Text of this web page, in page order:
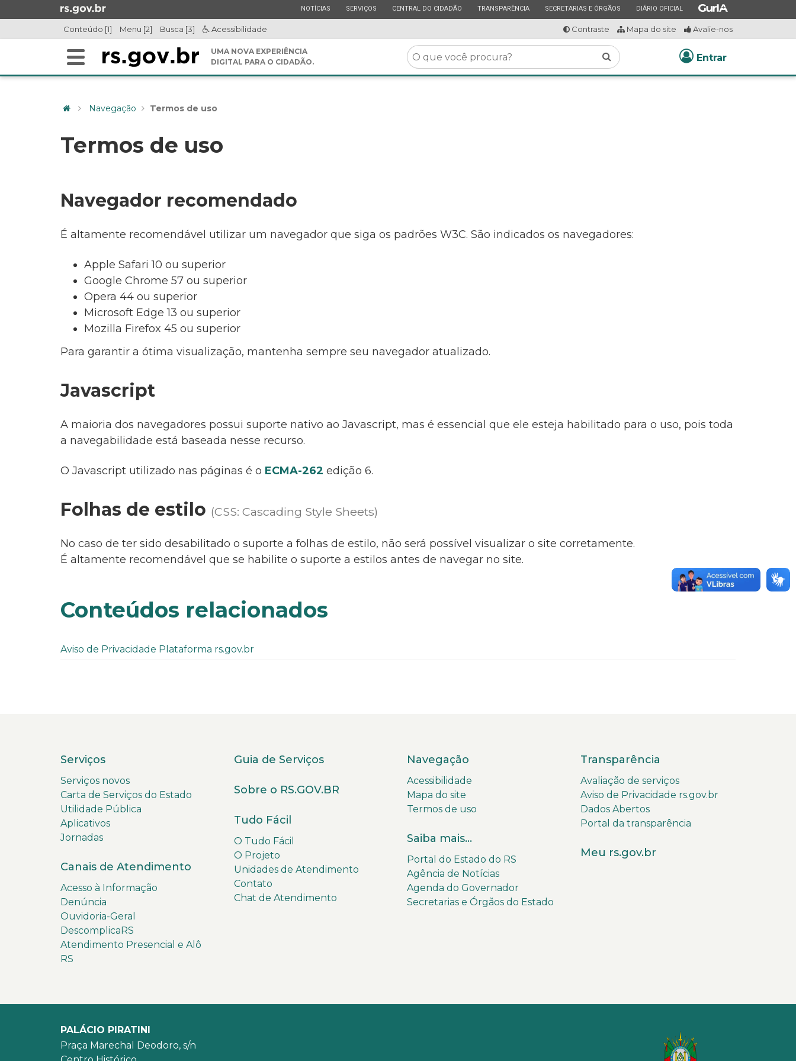
para
para
ESTADO
NOTÍCIAS ESTADO
SERVIÇOS ESTADO
CENTRAL DO CIDADÃO ESTADO
TRANSPARÊNCIA ESTADO
SECRETARIAS E ÓRGÃOS ESTADO
DIÁRIO OFICIAL ESTADO
Conteúdo [1] Menu [2] Busca [3] Acessibilidade Contraste Mapa do site Avalie-nos
Alterna
UMA NOVA EXPERIÊNCIA
DIGITAL PARA O CIDADÃO.
O
que
você
Buscar Entrar
Navegação Termos de uso
Termos de uso
Navegador recomendado
É altamente recomendável utilizar um navegador que siga os padrões W3C. São indicados os navegadores:
Apple Safari 10 ou superior
Google Chrome 57 ou superior
Opera 44 ou superior
Microsoft Edge 13 ou superior
Mozilla Firefox 45 ou superior
Para garantir a ótima visualização, mantenha sempre seu navegador atualizado.
Javascript
A maioria dos navegadores possui suporte nativo ao Javascript, mas é essencial que ele esteja habilitado para o uso, pois toda
a navegabilidade está baseada nesse recurso.
O Javascript utilizado nas páginas é o ECMA-262 edição 6.
Folhas de estilo (CSS: Cascading Style Sheets)
No caso de ter sido desabilitado o suporte a folhas de estilo, não será possível visualizar o site corretamente.
É altamente recomendável que se habilite o suporte a estilos antes de navegar no site.
Conteúdos relacionados
Aviso de Privacidade Plataforma rs.gov.br
Serviços
Serviços novos
Carta de Serviços do Estado
Utilidade Pública
Aplicativos
Jornadas
Canais de Atendimento
Acesso à Informação
Denúncia
Ouvidoria-Geral
DescomplicaRS
Atendimento Presencial e Alô
RS
Guia de Serviços
Sobre o RS.GOV.BR
Tudo Fácil
O Tudo Fácil
O Projeto
Unidades de Atendimento
Contato
Chat de Atendimento
Navegação
Acessibilidade
Mapa do site
Termos de uso
Saiba mais...
Portal do Estado do RS
Agência de Notícias
Agenda do Governador
Secretarias e Órgãos do Estado
Transparência
Avaliação de serviços
Aviso de Privacidade rs.gov.br
Dados Abertos
Portal da transparência
Meu rs.gov.br
PALÁCIO PIRATINI
Praça Marechal Deodoro, s/n